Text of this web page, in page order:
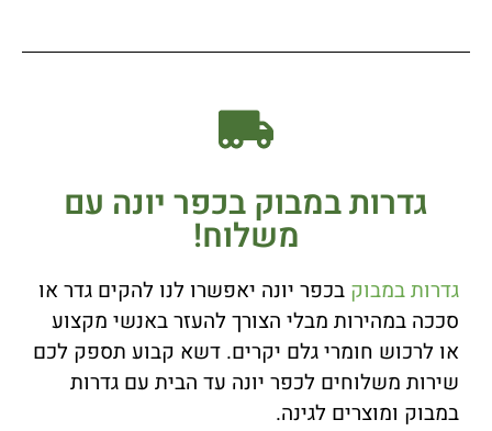
גדרות במבוק בכפר יונה עם
משלוח!
גדרות במבוק בכפר יונה יאפשרו לנו להקים גדר או
סככה במהירות מבלי הצורך להעזר באנשי מקצוע
או לרכוש חומרי גלם יקרים. דשא קבוע תספק לכם
שירות משלוחים לכפר יונה עד הבית עם גדרות
במבוק ומוצרים לגינה.